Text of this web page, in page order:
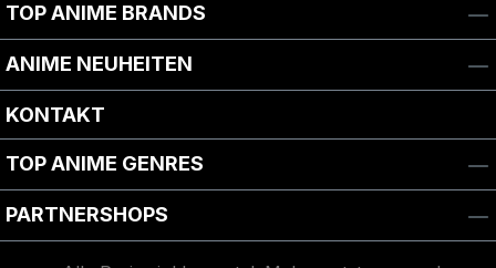
TOP ANIME BRANDS
ANIME NEUHEITEN
KONTAKT
TOP ANIME GENRES
PARTNERSHOPS